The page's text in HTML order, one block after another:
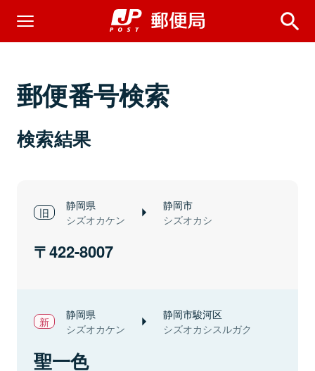
郵便番号検索
検索結果
静岡県
シズオカケン
静岡市
シズオカシ
422-8007
静岡県
シズオカケン
静岡市駿河区
シズオカシスルガク
聖一色